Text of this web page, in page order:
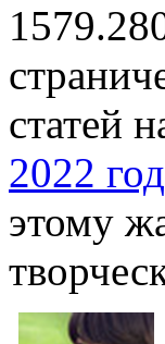
статей
2022
этому